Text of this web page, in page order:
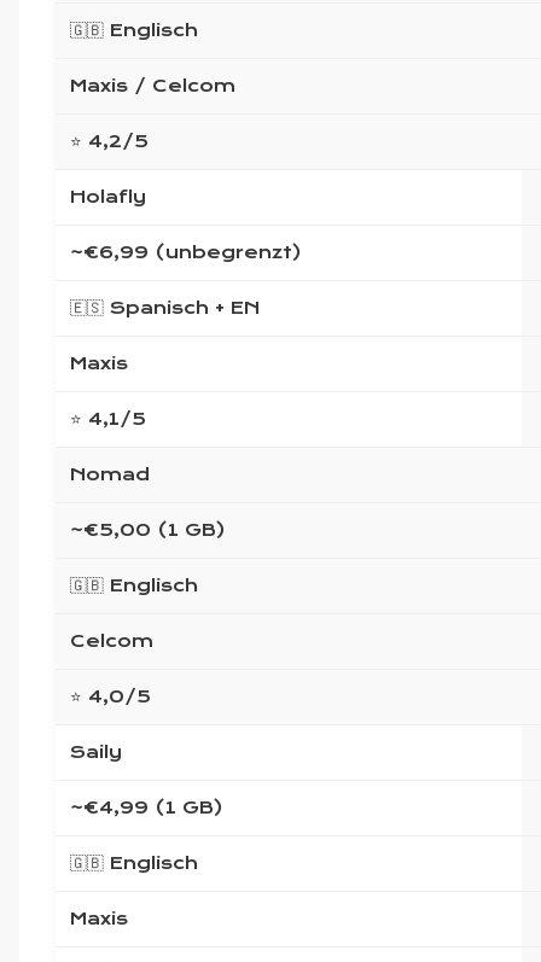
🇬🇧 Englisch
Maxis / Celcom
⭐ 4,2/5
Holafly
~€6,99 (unbegrenzt)
🇪🇸 Spanisch + EN
Maxis
⭐ 4,1/5
Nomad
~€5,00 (1 GB)
🇬🇧 Englisch
Celcom
⭐ 4,0/5
Saily
~€4,99 (1 GB)
🇬🇧 Englisch
Maxis